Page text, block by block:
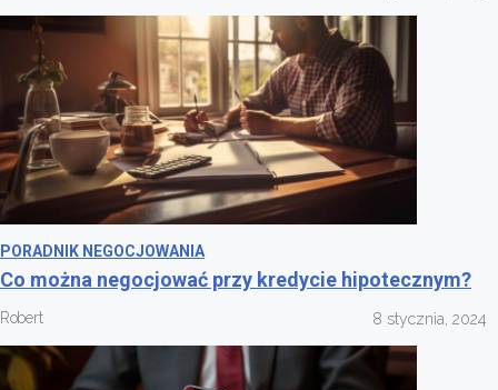
PORADNIK NEGOCJOWANIA
Co można negocjować przy kredycie hipotecznym?
Robert 8 stycznia, 2024